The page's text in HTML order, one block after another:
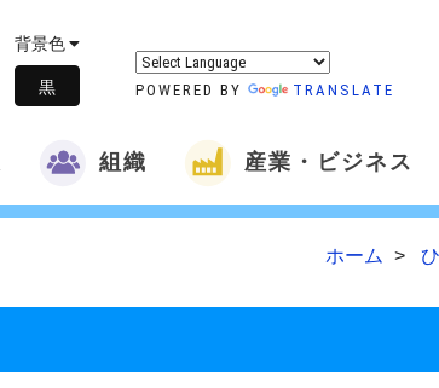
背景色
POWERED BY TRANSLATE
組織 産業・ビジネス
ホーム